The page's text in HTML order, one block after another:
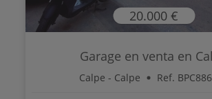
20.000 €
Garage en venta en
Calpe - Calpe Ref.